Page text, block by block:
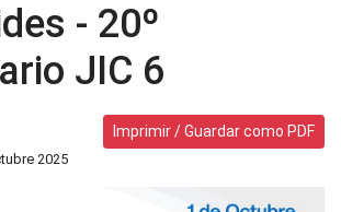
- 20º
JIC 6
Imprimir / Guardar como PDF
2025